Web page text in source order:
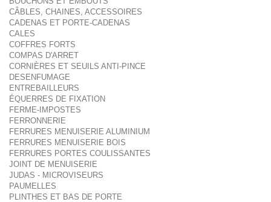
CÂBLES, CHAINES, ACCESSOIRES
CADENAS ET PORTE-CADENAS
CALES
COFFRES FORTS
COMPAS D'ARRET
CORNIÈRES ET SEUILS ANTI-PINCE
DESENFUMAGE
ENTREBAILLEURS
ÉQUERRES DE FIXATION
FERME-IMPOSTES
FERRONNERIE
FERRURES MENUISERIE ALUMINIUM
FERRURES MENUISERIE BOIS
FERRURES PORTES COULISSANTES
JOINT DE MENUISERIE
JUDAS - MICROVISEURS
PAUMELLES
PLINTHES ET BAS DE PORTE